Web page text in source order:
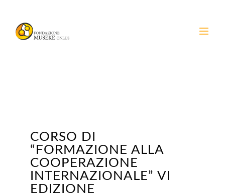
contenuto
CORSO DI
“FORMAZIONE ALLA
COOPERAZIONE
INTERNAZIONALE” VI
EDIZIONE